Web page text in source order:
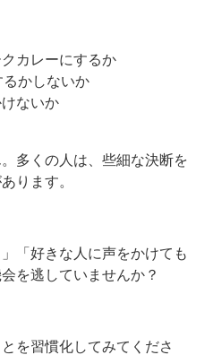
カレーにするか
かしないか
ないか
多くの人は、些細な決断を
ります。
「好きな人に声をかけても
を逃していませんか？
を習慣化してみてくださ